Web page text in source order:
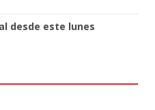
desde este lunes